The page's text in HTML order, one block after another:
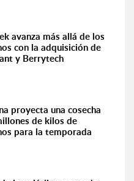
avanza más allá de los
con la adquisición de
y Berrytech
proyecta una cosecha
de kilos de
para la temporada